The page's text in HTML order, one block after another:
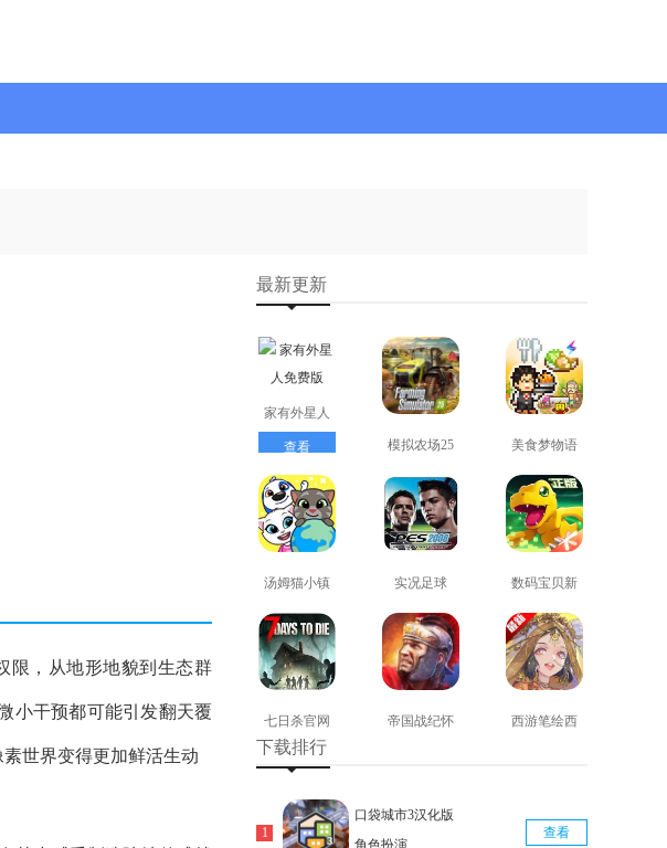
限，从地形地貌到生态群
小干预都可能引发翻天覆
世界变得更加鲜活生动
最新更新
家有外星人
免费版
查看
模拟农场25
免费版
查看
美食梦物语
正版
查看
汤姆猫小镇
免费版
查看
实况足球
2008安卓版
查看
数码宝贝新
世纪免费版
查看
七日杀官网
版
查看
帝国战纪怀
西游笔绘西
下载排行
口袋城市3汉化版
角色扮演
查看